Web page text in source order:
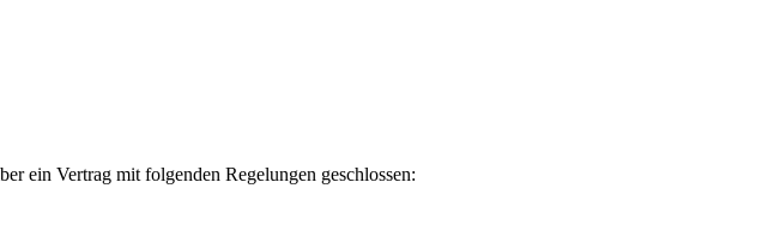
ein Vertrag mit folgenden Regelungen geschlossen: